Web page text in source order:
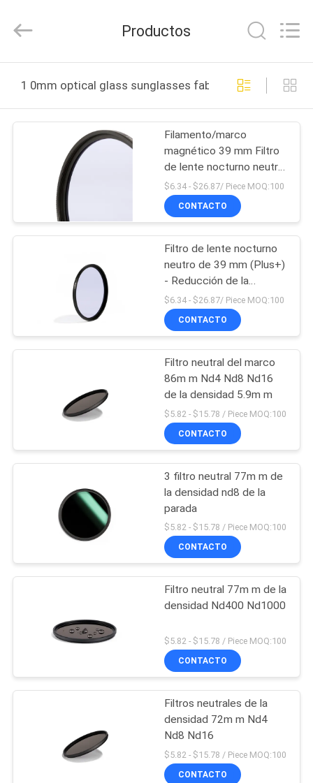
PRODUCTOS
SOBRE
NOSOTROS
VIAJE
FÁBRICA
CONTROL
CALIDAD
EN
CONTACTO
UNA
DEL
SITIO
PRIVACY
POLICY
Shadow
Technology
Rights
Productos
1 0mm optical glass sunglasses fabricación en línea
Filamento/marco
magnético 39 mm Filtro
de lente nocturno neutro
más 20 capas de
neodimio nano-revestido
$6.34 - $26.87/ Piece MOQ:100
CONTACTO
Filtro de lente nocturno
neutro de 39 mm (Plus+)
- Reducción de la
contaminación lumínica
con neodimio recuberto
de nano 20 capas
$6.34 - $26.87/ Piece MOQ:100
CONTACTO
Filtro neutral del marco
86m m Nd4 Nd8 Nd16
de la densidad 5.9m m
$5.82 - $15.78 / Piece MOQ:100
CONTACTO
3 filtro neutral 77m m de
la densidad nd8 de la
parada
$5.82 - $15.78 / Piece MOQ:100
CONTACTO
Filtro neutral 77m m de la
densidad Nd400 Nd1000
$5.82 - $15.78 / Piece MOQ:100
CONTACTO
Filtros neutrales de la
densidad 72m m Nd4
Nd8 Nd16
$5.82 - $15.78 / Piece MOQ:100
CONTACTO